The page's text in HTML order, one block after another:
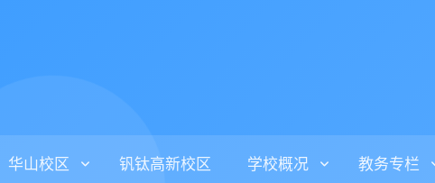
华山校区 钒钛高新校区 学校概况 教务专栏